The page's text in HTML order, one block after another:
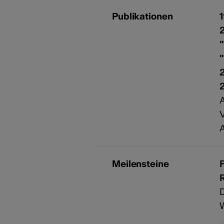
Publikationen
Meilensteine